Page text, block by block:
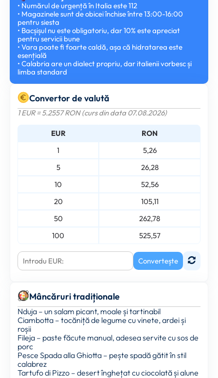
• Numărul de urgență în Italia este 112
• Magazinele sunt de obicei închise între 13:00-16:00
pentru siesta
• Bacșișul nu este obligatoriu, dar 10% este apreciat
pentru servicii bune
• Vara poate fi foarte caldă, așa că hidratarea este
esențială
• Calabria are un dialect propriu, dar italienii vorbesc și
limba standard
Convertor de valută
1 EUR = 5.2557 RON (curs din data 07.08.2026)
EUR
RON
1
5,26
5
26,28
10
52,56
20
105,11
50
262,78
100
525,57
Convertește
Mâncăruri tradiționale
Nduja – un salam picant, moale și tartinabil
Ciambotta – tocăniță de legume cu vinete, ardei și
roșii
Fileja – paste făcute manual, adesea servite cu sos de
porc
Pesce Spada alla Ghiotta – pește spadă gătit în stil
calabrez
Tartufo di Pizzo – desert înghețat cu ciocolată și alune